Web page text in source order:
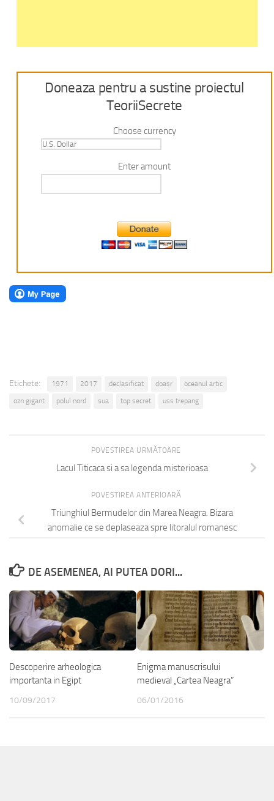
Doneaza pentru a sustine proiectul
TeoriiSecrete
Choose currency
Enter amount
Etichete: 1971 2017 declasificat doasr
oceanul artic
ozn gigant
polul nord sua top secret uss trepang
POVESTIREA URMĂTOARE
Lacul Titicaca si a sa legenda misterioasa
POVESTIREA ANTERIOARĂ
Triunghiul Bermudelor din Marea Neagra. Bizara
anomalie ce se deplaseaza spre litoralul romanesc
DE ASEMENEA, AI PUTEA DORI...
Descoperire arheologica
importanta in Egipt
10/09/2017
Enigma manuscrisului
medieval „Cartea Neagra”
06/01/2016